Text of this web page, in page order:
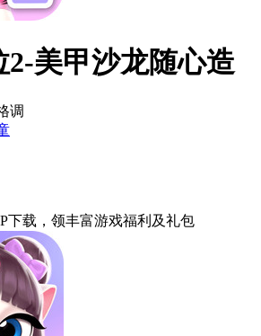
2-美甲沙龙随心造
调
下载 ，领丰富游戏福利 及礼包